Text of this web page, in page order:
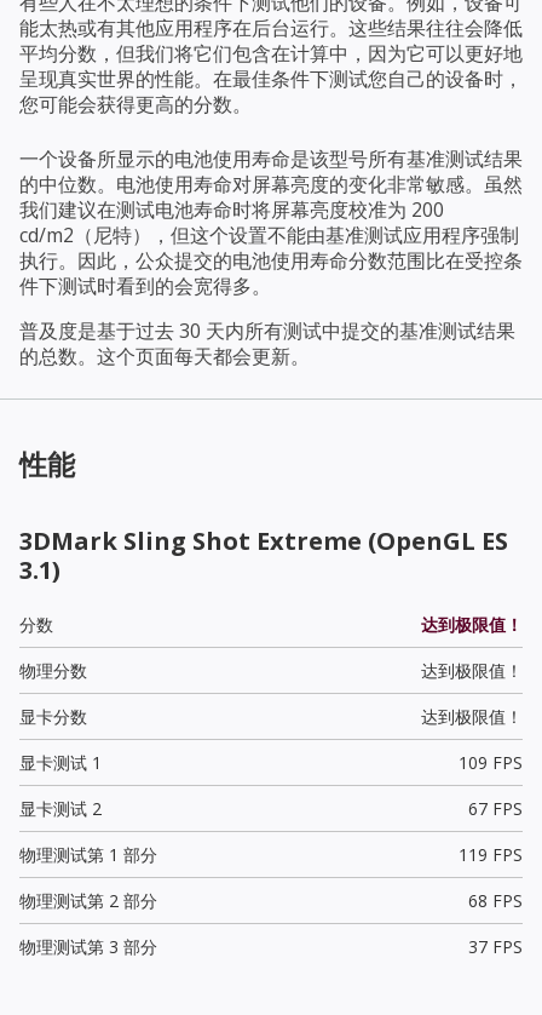
能太热或有其他应用程序在后台运行。这些结果往往会降低
平均分数，但我们将它们包含在计算中，因为它可以更好地
呈现真实世界的性能。在最佳条件下测试您自己的设备时，
您可能会获得更高的分数。
一个设备所显示的电池使用寿命是该型号所有基准测试结果
的中位数。电池使用寿命对屏幕亮度的变化非常敏感。虽然
我们建议在测试电池寿命时将屏幕亮度校准为 200
cd/m2（尼特），但这个设置不能由基准测试应用程序强制
执行。因此，公众提交的电池使用寿命分数范围比在受控条
件下测试时看到的会宽得多。
普及度是基于过去 30 天内所有测试中提交的基准测试结果
的总数。这个页面每天都会更新。
性能
3DMark Sling Shot Extreme (OpenGL ES
3.1)
分数
达到极限值！
物理分数
达到极限值！
显卡分数
达到极限值！
显卡测试 1
109 FPS
显卡测试 2
67 FPS
物理测试第 1 部分
119 FPS
物理测试第 2 部分
68 FPS
物理测试第 3 部分
37 FPS